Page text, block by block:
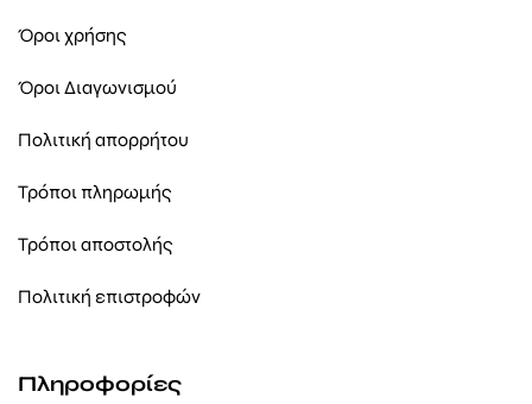
Όροι χρήσης
Όροι Διαγωνισμού
Πολιτική απορρήτου
Τρόποι πληρωμής
Τρόποι αποστολής
Πολιτική επιστροφών
Πληροφορίες